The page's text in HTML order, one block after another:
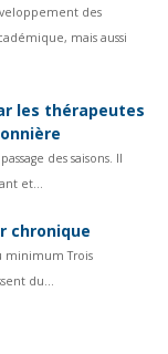
des
mais aussi
les thérapeutes
des saisons. Il
et...
chronique
minimum Trois
du...